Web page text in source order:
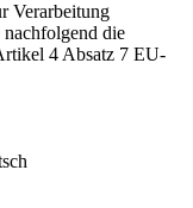
Verarbeitung
nachfolgend die
4 Absatz 7 EU-